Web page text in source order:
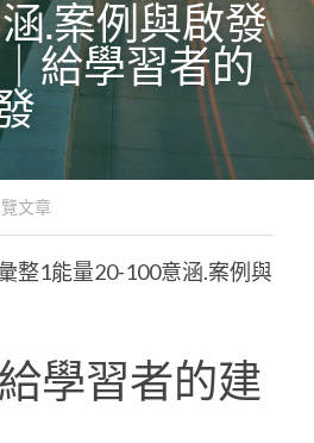
BY
涵.案例與啟發
給學習者的
文章
整1能量20-100意涵.案例與
學習者的建